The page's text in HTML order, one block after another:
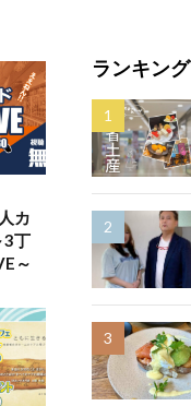
カ
3丁
～
ランキング